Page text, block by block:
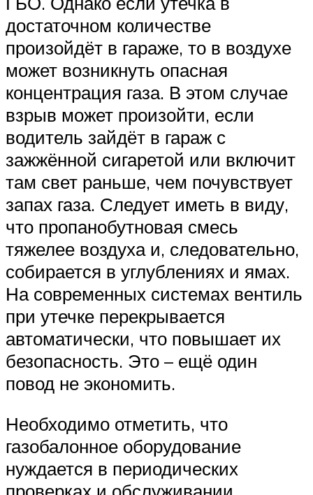
достаточном количестве
произойдёт в гараже, то в воздухе
может возникнуть опасная
концентрация газа. В этом случае
взрыв может произойти, если
водитель зайдёт в гараж с
зажжённой сигаретой или включит
там свет раньше, чем почувствует
запах газа. Следует иметь в виду,
что пропанобутновая смесь
тяжелее воздуха и, следовательно,
собирается в углублениях и ямах.
На современных системах вентиль
при утечке перекрывается
автоматически, что повышает их
безопасность. Это – ещё один
повод не экономить.
Необходимо отметить, что
газобалонное оборудование
нуждается в периодических
проверках и обслуживании.